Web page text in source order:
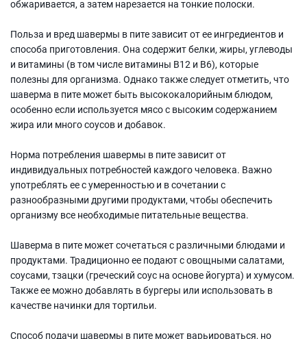
обжаривается, а затем нарезается на тонкие полоски.
Польза и вред шавермы в пите зависит от ее ингредиентов и
способа приготовления. Она содержит белки, жиры, углеводы
и витамины (в том числе витамины В12 и В6), которые
полезны для организма. Однако также следует отметить, что
шаверма в пите может быть высококалорийным блюдом,
особенно если используется мясо с высоким содержанием
жира или много соусов и добавок.
Норма потребления шавермы в пите зависит от
индивидуальных потребностей каждого человека. Важно
употреблять ее с умеренностью и в сочетании с
разнообразными другими продуктами, чтобы обеспечить
организму все необходимые питательные вещества.
Шаверма в пите может сочетаться с различными блюдами и
продуктами. Традиционно ее подают с овощными салатами,
соусами, тзацки (греческий соус на основе йогурта) и хумусом.
Также ее можно добавлять в бургеры или использовать в
качестве начинки для тортильи.
Способ подачи шавермы в пите может варьироваться, но